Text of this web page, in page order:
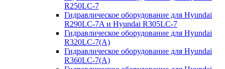
R250LC-7
Гидравлическое оборудование для Hyundai
R290LC-7A и Hyundai R305LC-7
Гидравлическое оборудование для Hyundai
R320LC-7(A)
Гидравлическое оборудование для Hyundai
R360LC-7(A)